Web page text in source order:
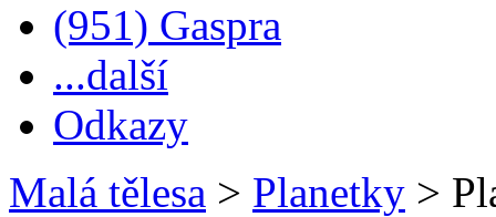
(951) Gaspra
...další
Odkazy
Malá tělesa > Planetky >